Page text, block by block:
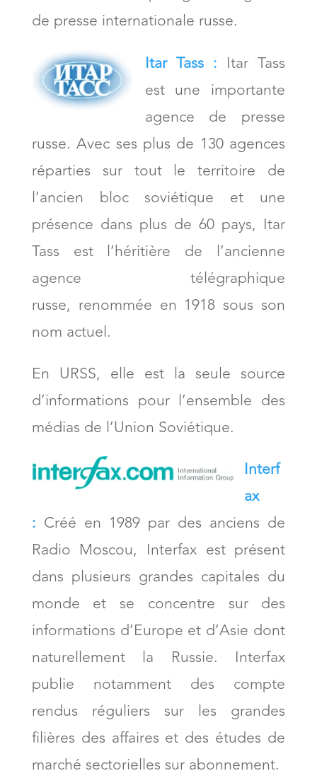
de presse internationale russe.
Itar Tass : Itar Tass
est une importante
agence de presse
russe. Avec ses plus de 130 agences
réparties sur tout le territoire de
l’ancien bloc soviétique et une
présence dans plus de 60 pays, Itar
Tass est l’héritière de l’ancienne
agence télégraphique
russe, renommée en 1918 sous son
nom actuel.
En URSS, elle est la seule source
d’informations pour l’ensemble des
médias de l’Union Soviétique.
Interf
ax
: Créé en 1989 par des anciens de
Radio Moscou, Interfax est présent
dans plusieurs grandes capitales du
monde et se concentre sur des
informations d’Europe et d’Asie dont
naturellement la Russie. Interfax
publie notamment des compte
rendus réguliers sur les grandes
filières des affaires et des études de
marché sectorielles sur abonnement.